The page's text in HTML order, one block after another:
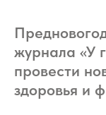
журнала «У
провести
здоровья и